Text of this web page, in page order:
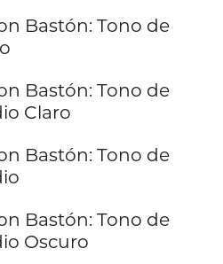
Bastón: Tono de
Bastón: Tono de
Claro
Bastón: Tono de
Bastón: Tono de
Oscuro